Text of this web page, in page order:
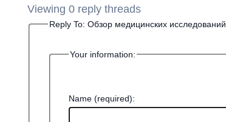
Viewing 0 reply threads
Reply To: Обзор медицинских исследований
Your information:
Name (required):